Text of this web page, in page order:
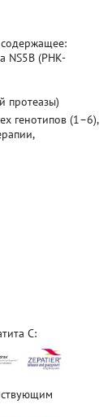
содержащее:
NS5B (РНК-
протеазы)
генотипов (1–6),
C: